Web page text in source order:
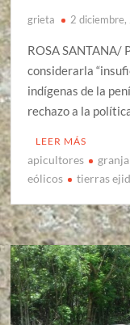
grieta 2
ROSA SANTANA/
considerarla
indígenas de la
rechazo a la
LEER MÁS
apicultores
eólicos
tierras